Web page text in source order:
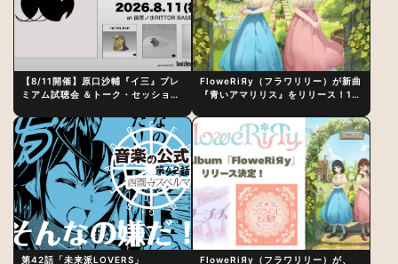
【8/11開催】原口沙輔『イ三』プレ
ミアム試聴会 ＆トーク・セッション
制作秘話
FloweRiЯy（フラワリリー）が新曲
『青いアマリリス』をリリース！1st
第42話「未来派LOVERS」
FloweRiЯy（フラワリリー）が、